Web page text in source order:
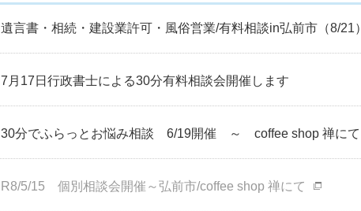
遺言書・相続・建設業許可・風俗営業/有料相談in弘前市（8/21）
7月17日行政書士による30分有料相談会開催します
30分でふらっとお悩み相談 6/19開催 ～ coffee shop 禅にて
R8/5/15 個別相談会開催～弘前市/coffee shop 禅にて